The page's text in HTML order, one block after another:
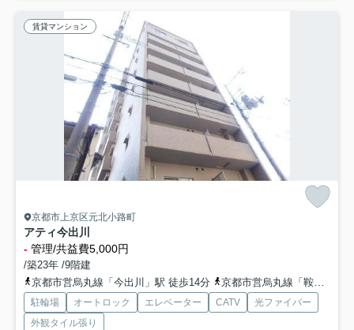
賃貸マンション
京都市上京区元北小路町
アティ今出川
- 管理/共益費5,000円
/築23年 /9階建
京都市営烏丸線「今出川」駅 徒歩14分
京都市営烏丸線「鞍馬口」駅 徒歩18分
駐輪場 オートロック エレベーター CATV
光ファイバー
外観タイル張り